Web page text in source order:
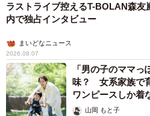
ります。また、電動車の普及も
（1）地方在住者の負担が増える
交通インフラが普及していない
行距離も長くなりがちです。そ
ラストライブ控えるT-BOLAN森
内で独占インタビュー
まいどなニュース
2026.08.07
「男の子のママ
味？ 女系家族で
ワンピースしか
へんが…
山岡 もと子